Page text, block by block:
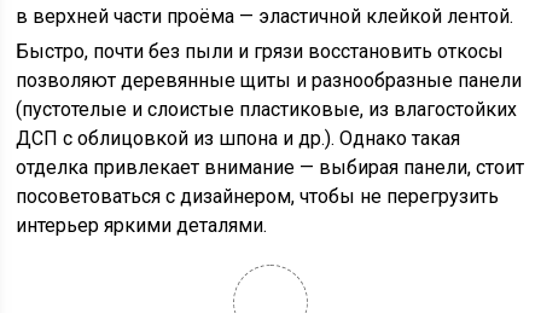
в верхней части проёма — эластичной клейкой лентой.
Быстро, почти без пыли и грязи восстановить откосы
позволяют деревянные щиты и разнообразные панели
(пустотелые и слоистые пластиковые, из влагостойких
ДСП с облицовкой из шпона и др.). Однако такая
отделка привлекает внимание — выбирая панели, стоит
посоветоваться с дизайнером, чтобы не перегрузить
интерьер яркими деталями.